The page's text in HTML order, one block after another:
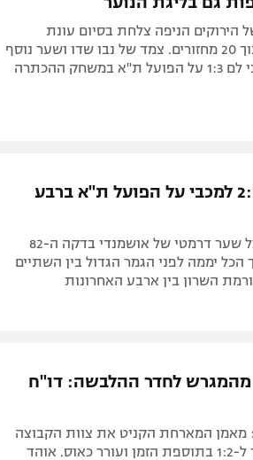
הירוקים הניפה צלחת בסיום עונת
2020/21, בה השיגו 18 ניצחונות מתוך 20 מחזורים. צמד של נבו שדו ושער נוסף
בנוער הדרבי נצבע בצהוב: 2:3 למכבי על הפועל ת"א ברבע
האדומים כבר חזרו מפיגור כפול, אבל שער דרמטי של אושמנדי בדקה ה-82
יממה לפני הגמר הגדול בין השתיים
השרון בין ארבע האחרונות
לחדר ההלבשה: דו"ח
מאמן המארחת הקניט את צוות הקבוצה
היריבה לאחר שקבוצתו הפכה פיגור ל-1:2 בתוספת הזמן ועורר כאוס. אוהד